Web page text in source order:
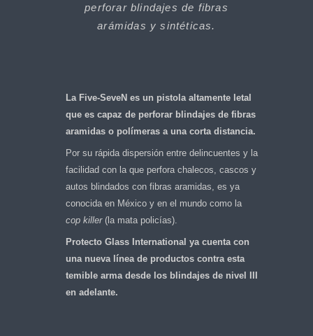
perforar blindajes de fibras
arámidas y sintéticas.
La Five-SeveN es un pistola altamente letal
que es capaz de perforar blindajes de fibras
aramidas o polímeras a una corta distancia.
Por su rápida dispersión entre delincuentes y la
facilidad con la que perfora chalecos, cascos y
autos blindados con fibras aramidas, es ya
conocida en México y en el mundo como la
cop killer(la mata policías).
Protecto Glass International ya cuenta con
una nueva línea de productos contra esta
temible arma desde los blindajes de nivel III
en adelante.